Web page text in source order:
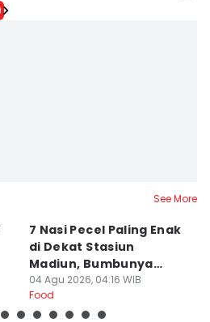
See More
7 Nasi Pecel Paling Enak
di Dekat Stasiun
Madiun, Bumbunya
Khas
04 Agu 2026, 04:16 WIB
Food